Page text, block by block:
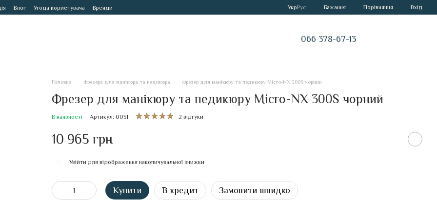
Блог Угода користувача Бренди УкрРус Бажання Порівняння Вхід
066 378-67-13
Головна Фрезера для манікюра та педикюра Фрезер для манікюру та педикюру Micro-NX 300S чорний
Фрезер для манікюру та педикюру Micro-NX 300S чорний
В наявності Артикул: 0051 2 відгуки
10 965 грн
Увійти для відображення накопичувальної знижки
Купити В кредит Замовити швидко